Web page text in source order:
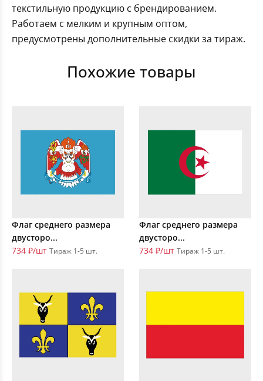
текстильную продукцию с брендированием.
Работаем с мелким и крупным оптом,
предусмотрены дополнительные скидки за тираж.
Похожие товары
Флаг среднего размера
двусторо...
734 ₽/шт Тираж 1-5 шт.
Флаг среднего размера
двусторо...
734 ₽/шт Тираж 1-5 шт.